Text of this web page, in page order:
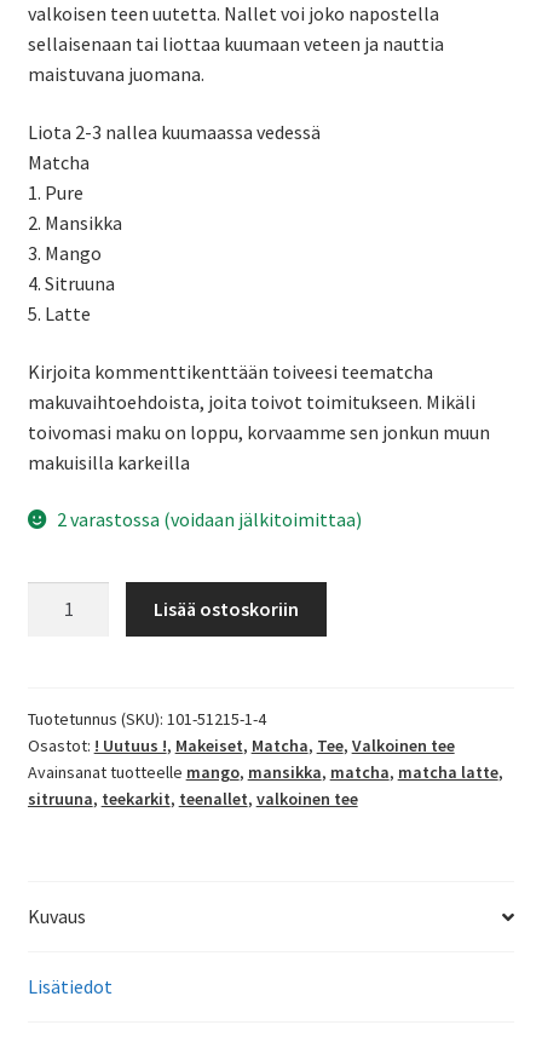
valkoisen teen uutetta. Nallet voi joko napostella
sellaisenaan tai liottaa kuumaan veteen ja nauttia
maistuvana juomana.
Liota 2-3 nallea kuumaassa vedessä
Matcha
1. Pure
2. Mansikka
3. Mango
4. Sitruuna
5. Latte
Kirjoita kommenttikenttään toiveesi teematcha
makuvaihtoehdoista, joita toivot toimitukseen. Mikäli
toivomasi maku on loppu, korvaamme sen jonkun muun
makuisilla karkeilla
2 varastossa (voidaan jälkitoimittaa)
Lisää ostoskoriin
Tuotetunnus (SKU): 101-51215-1-4
Osastot: ! Uutuus !, Makeiset, Matcha, Tee, Valkoinen tee
Avainsanat tuotteelle mango, mansikka, matcha, matcha latte,
sitruuna, teekarkit, teenallet, valkoinen tee
Kuvaus
Lisätiedot